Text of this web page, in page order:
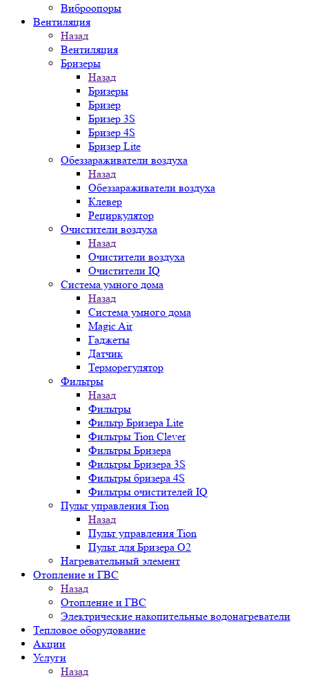
Виброопоры
Вентиляция
Назад
Вентиляция
Бризеры
Назад
Бризеры
Бризер
Бризер 3S
Бризер 4S
Бризер Lite
Обеззараживатели воздуха
Назад
Обеззараживатели воздуха
Клевер
Рециркулятор
Очистители воздуха
Назад
Очистители воздуха
Очистители IQ
Система умного дома
Назад
Система умного дома
Magic Air
Гаджеты
Датчик
Терморегулятор
Фильтры
Назад
Фильтры
Фильтр Бризера Lite
Фильтры Tion Clever
Фильтры Бризера
Фильтры Бризера 3S
Фильтры бризера 4S
Фильтры очистителей IQ
Пульт управления Tion
Назад
Пульт управления Tion
Пульт для Бризера O2
Нагревательный элемент
Отопление и ГВС
Назад
Отопление и ГВС
Электрические накопительные водонагреватели
Тепловое оборудование
Акции
Услуги
Назад